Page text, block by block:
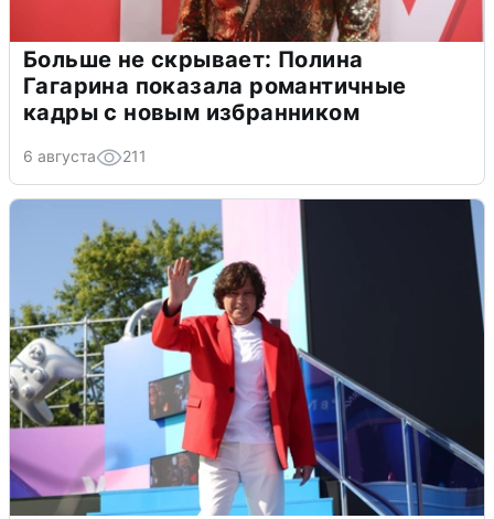
Больше не скрывает: Полина
Гагарина показала романтичные
кадры с новым избранником
6 августа 211